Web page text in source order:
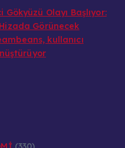
Gökyüzü Olayı Başlıyor:
Görünecek
kullanıcı